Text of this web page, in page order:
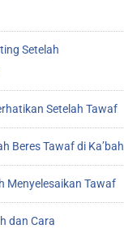
Setelah
Setelah Tawaf
Beres Tawaf di Ka’bah
Menyelesaikan Tawaf
dan Cara